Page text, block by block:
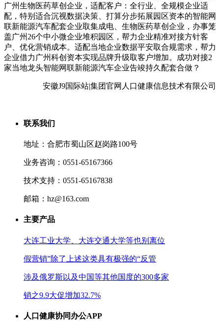
广州生物医药草创企业，适配客户：全行业、全规模企业适
配，特别适合沉视数据决策、打算分步拓展园区资本的智能网
联新能源汽车配套企业取集成电、生物医药草创企业，办事笼
盖广州26个中小微企业堆积园区，帮力企业精准对接方针客
户、优化营销成本。适配当地企业数据平安取合规需求，帮力
企业借力广州科创资本实现品牌升级取客户增加。成功对接2
家当地龙头智能网联新能源汽车企业告竣持久配套合做？
安徽J9国际站|集团官网人口健康信息技术有限公司
联系我们
地址：合肥市蜀山区赵岗路100号
业务咨询：0551-65167366
技术支持：0551-65167838
邮箱：hz@163.com
主要产品
大连工业大学、大连交通大学等也别离位
假营销”除了上述这类具有极强的“反管
涉及俄罗斯以及中国等其他国度的300多家
销之9.9大促增加32.7%
人口健康协同办公APP